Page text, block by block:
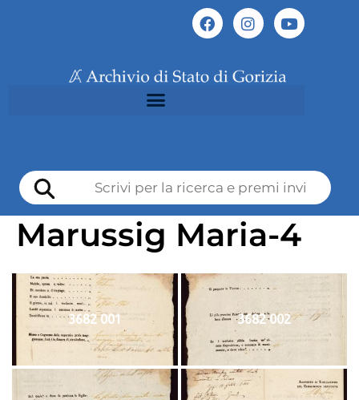
Marussig Maria-4
3682 001 3682 002